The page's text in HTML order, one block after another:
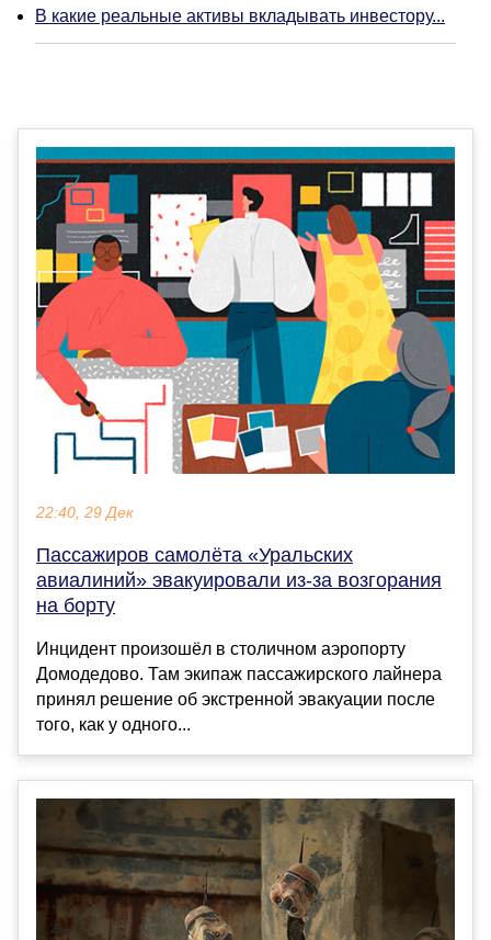
В какие реальные активы вкладывать инвестору...
22:40, 29 Дек
Пассажиров самолёта «Уральских
авиалиний» эвакуировали из-за возгорания
на борту
Инцидент произошёл в столичном аэропорту
Домодедово. Там экипаж пассажирского лайнера
принял решение об экстренной эвакуации после
того, как у одного...